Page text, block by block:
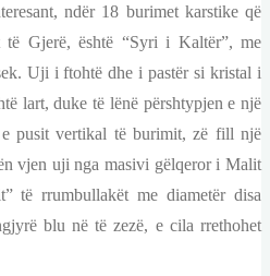
ndër 18 burimet karstike që
të Gjerë, është “Syri i Kaltër”, me
Uji i ftohtë dhe i pastër si kristal i
lart, duke të lënë përshtypjen e një
pusit vertikal të burimit, zë fill një
vjen uji nga masivi gëlqeror i Malit
të rrumbullakët me diametër disa
blu në të zezë, e cila rrethohet